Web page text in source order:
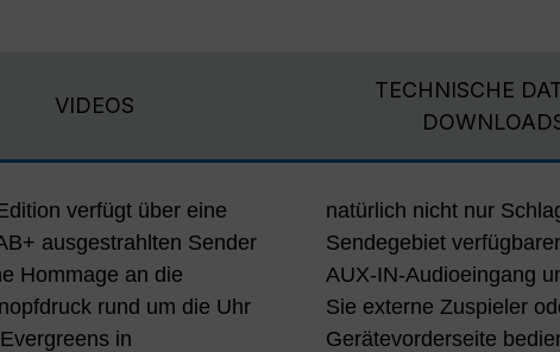
VIDEOS
TECHNISCHE
verfügt über eine
ausgestrahlten Sender
Hommage an die
rund um die Uhr
in
natürlich nicht nur
Sendegebiet
Audioausgang schließen
Mit den Tasten auf der
Radios oder